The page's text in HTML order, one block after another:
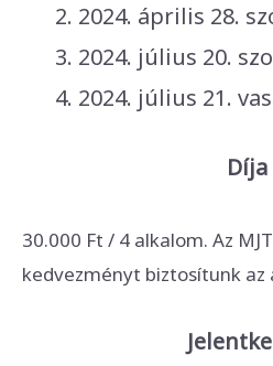
2024. április 28.
2024. július 20.
2024. július 21.
Díja
30.000 Ft / 4 alkalom. Az
kedvezményt biztosítunk az